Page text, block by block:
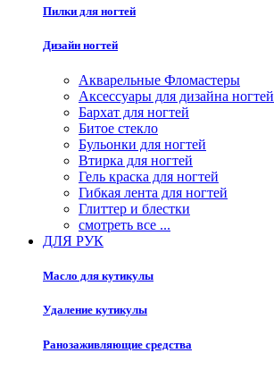
Пилки для ногтей
Дизайн ногтей
Акварельные Фломастеры
Аксессуары для дизайна ногтей
Бархат для ногтей
Битое стекло
Бульонки для ногтей
Втирка для ногтей
Гель краска для ногтей
Гибкая лента для ногтей
Глиттер и блестки
смотреть все ...
ДЛЯ РУК
Масло для кутикулы
Удаление кутикулы
Ранозаживляющие средства